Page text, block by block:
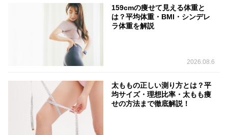
159cmの痩せて見える体重と
は？平均体重・BMI・シンデレ
ラ体重を解説
2026.08.6
太ももの正しい測り方とは？平
均サイズ・理想比率・太もも痩
せの方法まで徹底解説！